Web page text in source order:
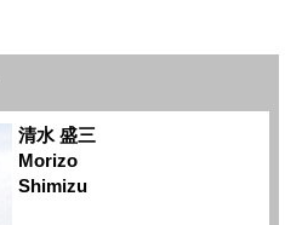
清水 盛三
Morizo
Shimizu